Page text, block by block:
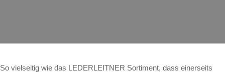
So vielseitig wie das LEDERLEITNER Sortiment, dass einerseits